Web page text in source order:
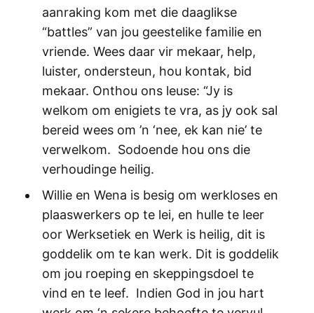
aanraking kom met die daaglikse
“battles” van jou geestelike familie en
vriende. Wees daar vir mekaar, help,
luister, ondersteun, hou kontak, bid
mekaar. Onthou ons leuse: “Jy is
welkom om enigiets te vra, as jy ook sal
bereid wees om ’n ‘nee, ek kan nie’ te
verwelkom. Sodoende hou ons die
verhoudinge heilig.
Willie en Wena is besig om werkloses en
plaaswerkers op te lei, en hulle te leer
oor Werksetiek en Werk is heilig, dit is
goddelik om te kan werk. Dit is goddelik
om jou roeping en skeppingsdoel te
vind en te leef. Indien God in jou hart